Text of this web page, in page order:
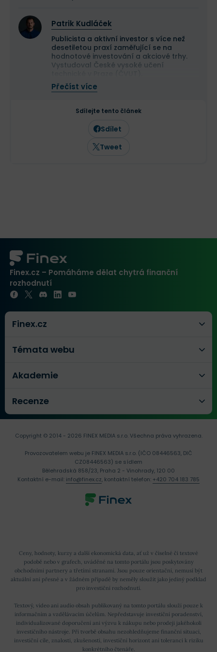
Patrik Kudláček
Publicista a aktivní investor s více než
desetiletou praxí zaměřující se na
hodnotové investování a akciové trhy.
Vystudoval České vysoké učení
Ve své investiční strategii kombinuje
aktivní i pasivní přístup a zaměřuje se
společnosti a value investice. Ve svých
článcích se věnuje investičním
strategiím, psychologii investování a
analýze jednotlivých akcií.
Přečíst více
Sdílejte tento článek
Sdílet
Tweet
Finex.cz – Pomáháme dělat chytrá finanční
rozhodnutí
Finex.cz
Témata webu
Akademie
Recenze
Ceny, hodnoty, kurzy a další ekonomická data, ať už v číselné či textové
podobě nebo v grafech, uváděné na tomto portálu jsou poskytovány
obchodními partnery a třetími stranami. Jsou pouze orientační, nemusí být
aktuální ani přesné a v žádném případě by neměly sloužit jako jediný podklad
pro investiční rozhodnutí.
Textový, video ani audio obsah publikovaný na tomto portálu slouží pouze k
informačním a vzdělávacím účelům. Nepředstavuje investiční poradenství,
individualizované doporučení ani výzvu k nákupu nebo prodeji jakéhokoli
investičního nástroje. Při tvorbě obsahu nezohledňujeme finanční situaci,
investiční cíle, znalosti, zkušenosti, investiční horizont ani toleranci k riziku
konkrétního čtenáře.
Copyright © 2014 - 2026 FINEX MEDIA s.r.o.Všechna práva vyhrazena.
Provozovatelem webu je FINEX MEDIA s.r.o. (IČO 08446563, DIČ
CZ08446563) se sídlem
Bělehradská 858/23, Praha 2 - Vinohrady, 120 00
Kontaktní e-mail: info@finex.cz, kontaktní telefon: +420 704 183 785